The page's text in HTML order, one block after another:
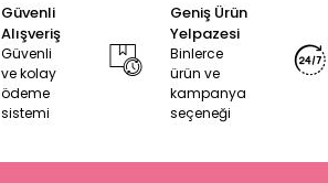
Güvenli
Alışveriş
Güvenli
ve kolay
ödeme
sistemi
Geniş Ürün
Yelpazesi
Binlerce
ürün ve
kampanya
seçeneği